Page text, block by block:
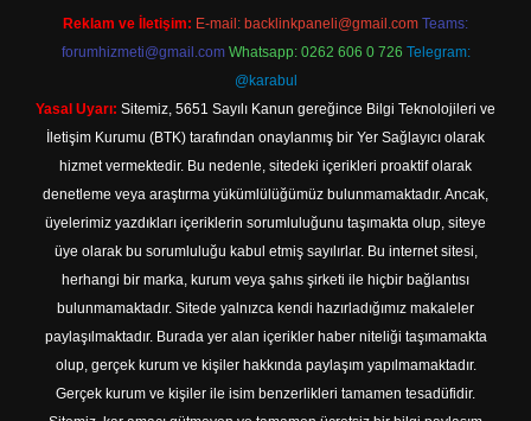
Reklam ve İletişim: E-mail: backlinkpaneli@gmail.com Teams:
forumhizmeti@gmail.com Whatsapp: 0262 606 0 726 Telegram:
@karabul
Yasal Uyarı: Sitemiz, 5651 Sayılı Kanun gereğince Bilgi Teknolojileri ve
İletişim Kurumu (BTK) tarafından onaylanmış bir Yer Sağlayıcı olarak
hizmet vermektedir. Bu nedenle, sitedeki içerikleri proaktif olarak
denetleme veya araştırma yükümlülüğümüz bulunmamaktadır. Ancak,
üyelerimiz yazdıkları içeriklerin sorumluluğunu taşımakta olup, siteye
üye olarak bu sorumluluğu kabul etmiş sayılırlar. Bu internet sitesi,
herhangi bir marka, kurum veya şahıs şirketi ile hiçbir bağlantısı
bulunmamaktadır. Sitede yalnızca kendi hazırladığımız makaleler
paylaşılmaktadır. Burada yer alan içerikler haber niteliği taşımamakta
olup, gerçek kurum ve kişiler hakkında paylaşım yapılmamaktadır.
Gerçek kurum ve kişiler ile isim benzerlikleri tamamen tesadüfidir.